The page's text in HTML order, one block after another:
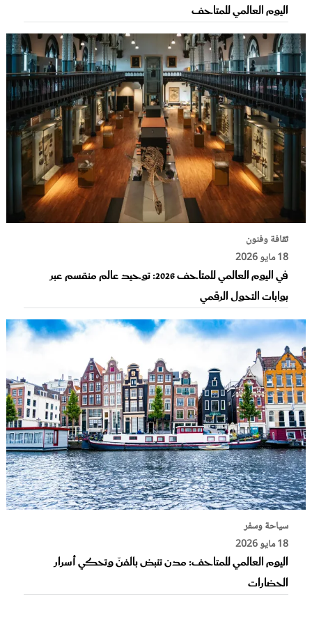
اليوم العالمي للمتاحف
ثقافة وفنون
18 مايو 2026
في اليوم العالمي للمتاحف 2026: توحيد عالم منقسم عبر
بوابات التحول الرقمي
سياحة وسفر
18 مايو 2026
اليوم العالمي للمتاحف: مدن تنبض بالفنّ وتحكي أسرار
الحضارات